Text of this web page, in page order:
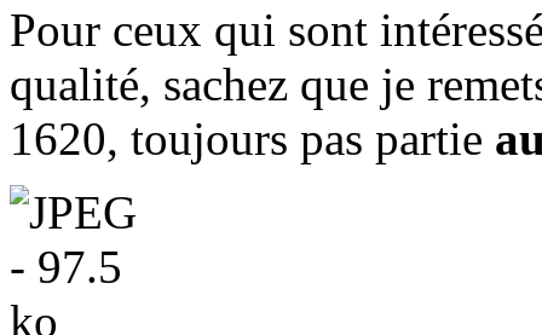
Pour ceux qui sont
qualité, sachez que je
1620, toujours pas partie